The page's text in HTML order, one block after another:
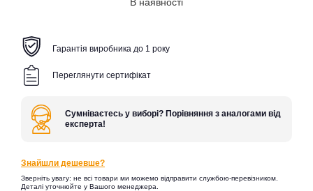
Гарантія виробника до 1 року
Переглянути сертифікат
Сумніваєтесь у виборі? Порівняння з аналогами від
експерта!
Знайшли дешевше?
Зверніть увагу: не всі товари ми можемо відправити службою-перевізником.
Деталі уточнюйте у Вашого менеджера.